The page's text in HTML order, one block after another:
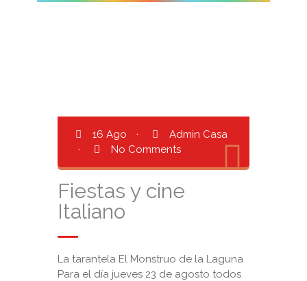
16 Ago ·
Admin Casa
·
No Comments
Fiestas y cine
Italiano
La tarantela El Monstruo de la Laguna
Para el día jueves 23 de agosto todos